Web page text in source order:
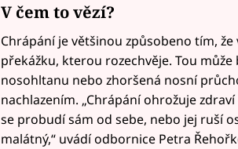
V čem to vězí?
Chrápání je většinou způsobeno tím,
překážku, kterou rozechvěje. Tou
nosohltanu nebo zhoršená nosní
nachlazením. „Chrápání ohrožuje
se probudí sám od sebe, nebo jej ruší
malátný,“ uvádí odbornice Petra